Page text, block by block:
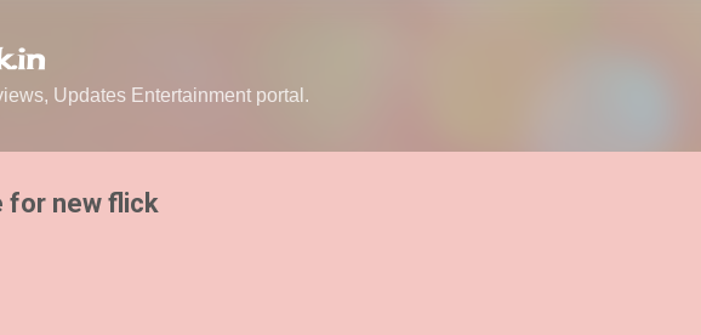
Updates Entertainment portal.
for new flick